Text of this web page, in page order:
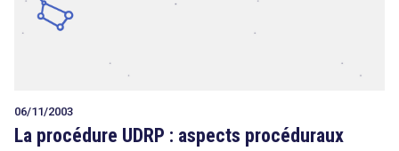
06/11/2003
La procédure UDRP : aspects procéduraux